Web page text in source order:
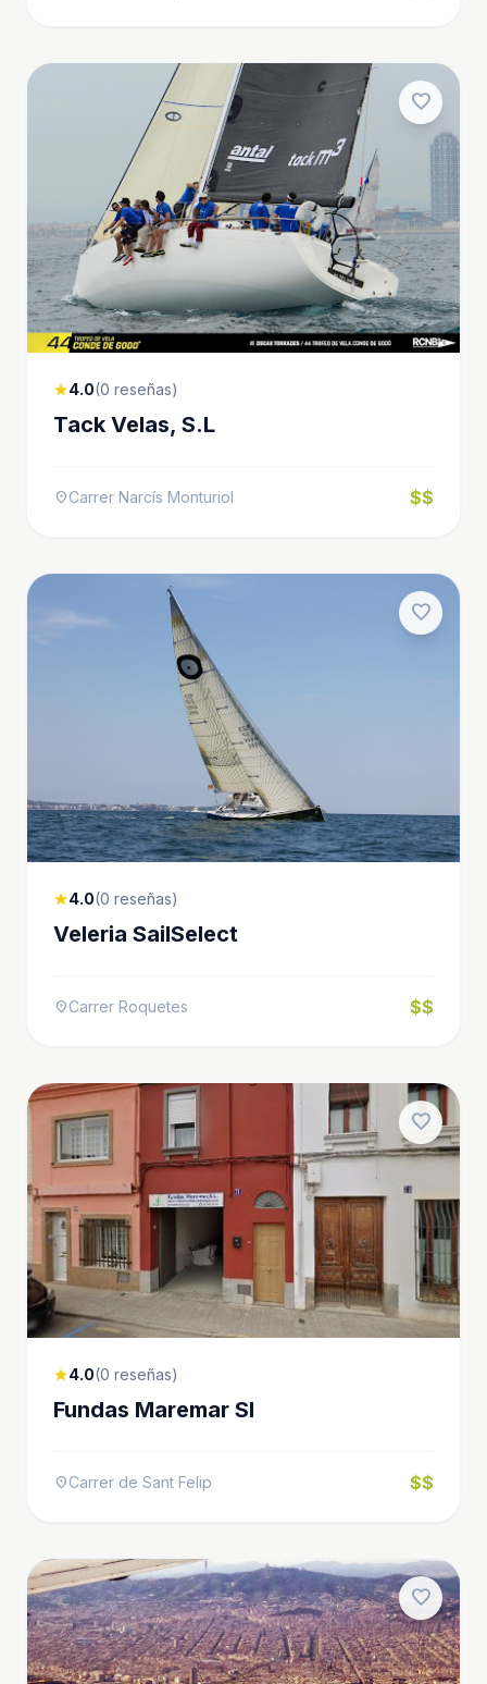
favorite
star4.0(0 reseñas)
Tack Velas, S.L
location_onCarrer Narcís Monturiol $$
favorite
star4.0(0 reseñas)
Veleria SailSelect
location_onCarrer Roquetes $$
favorite
star4.0(0 reseñas)
Fundas Maremar Sl
location_onCarrer de Sant Felip $$
favorite